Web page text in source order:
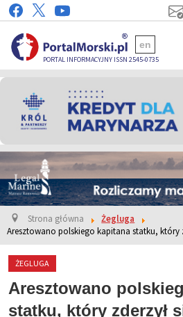
PORTAL INFORMACYJNY ISSN 2545-0735
en
Strona główna
Żegluga
Aresztowano polskiego kapitana statku, który
ŻEGLUGA
Aresztowano
statku, który zderzył